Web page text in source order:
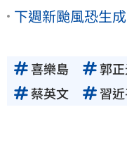
下週新颱風恐生
喜樂島 郭
蔡英文
習